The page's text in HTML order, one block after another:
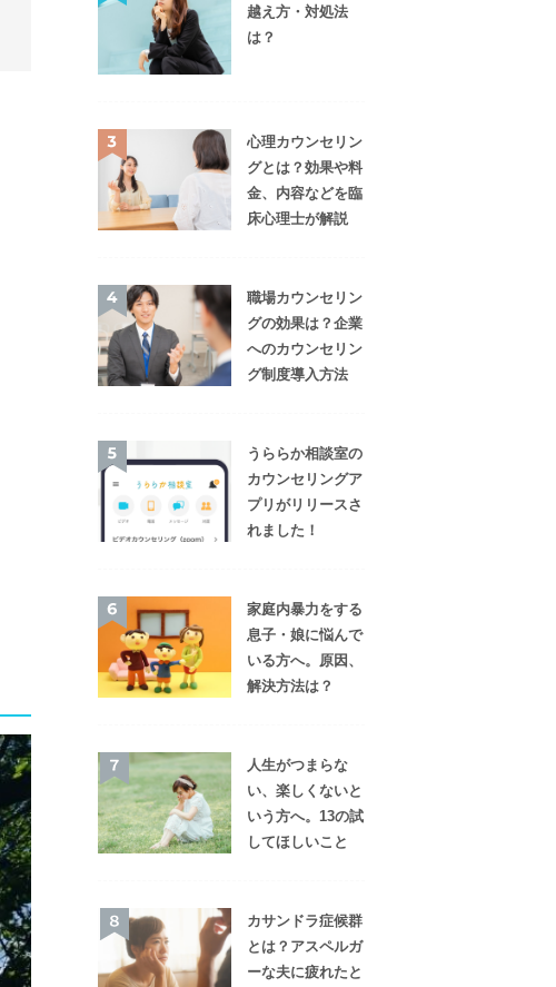
ルカウンセラーなど、長
年心理士として活動をさ
れてきたカウンセラーさ
んです。アダルトチルド
どを得意とされています
あり、依存症や発達障
害、認知症など多くの相
談に対応されてきたカウ
ンセラーさんです。対人
ト、不登校など、幅広い
相
越え方・対処法
は？
心理カウンセリン
グとは？効果や料
金、内容などを臨
床心理士が解説
職場カウンセリン
グの効果は？企業
へのカウンセリン
グ制度導入方法
うららか相談室の
カウンセリングア
プリがリリースさ
れました！
家庭内暴力をする
息子・娘に悩んで
いる方へ。原因、
解決方法は？
人生がつまらな
い、楽しくないと
いう方へ。13の試
してほしいこと
カサンドラ症候群
とは？アスペルガ
ーな夫に疲れたと